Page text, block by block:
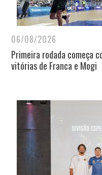
06/08/2026
Primeira rodada começa
vitórias de Franca e Mogi